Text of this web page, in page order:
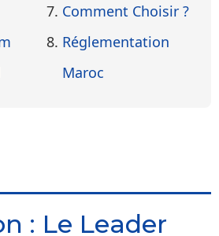
Comment Choisir ?
Réglementation
Maroc
: Le Leader